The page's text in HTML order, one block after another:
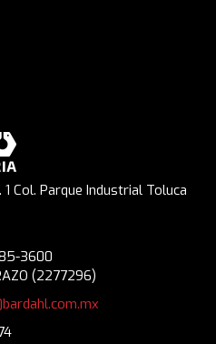
Col. Parque Industrial Toluca
3600
(2277296)